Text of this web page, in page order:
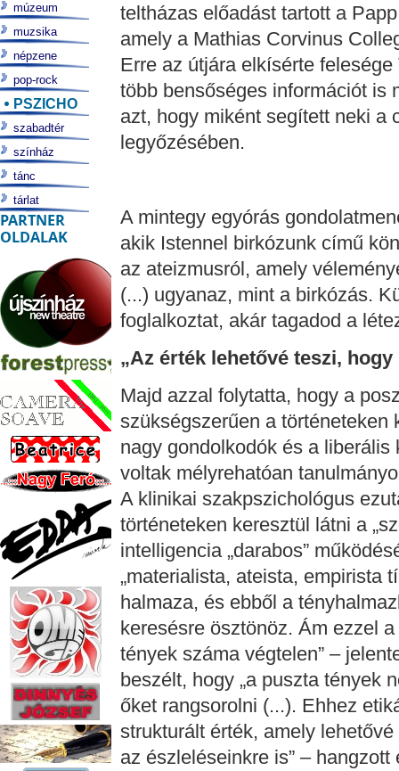
teltházas előadást tartott a
amely a Mathias Corvinus
Erre az útjára elkísérte
több bensőséges információt is
azt, hogy miként segített neki a
legyőzésében.
A mintegy egyórás
akik Istennel birkózunk című
az ateizmusról, amely
(...) ugyanaz, mint a birkózás.
foglalkoztat, akár tagadod a
„Az érték lehetővé teszi,
Majd azzal folytatta, hogy a
szükségszerűen a történeteken
nagy gondolkodók és a
voltak mélyrehatóan
A klinikai szakpszichológus
történeteken keresztül látni a
intelligencia „darabos”
„materialista, ateista, empirista
halmaza, és ebből a
keresésre ösztönöz. Ám ezzel
tények száma végtelen” –
beszélt, hogy „a puszta tények
őket rangsorolni (...). Ehhez
strukturált érték, amely
az észleléseinkre is” –
múzeum
muzsika
népzene
pop-rock
PSZICHO
szabadtér
színház
tánc
tárlat
PARTNER
OLDALAK